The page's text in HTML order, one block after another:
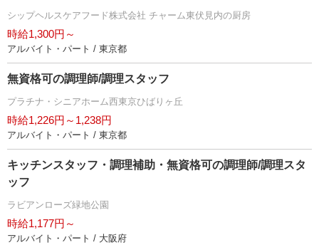
シップヘルスケアフード株式会社 チャーム東伏見内の厨房
時給1,300円～
アルバイト・パート / 東京都
無資格可の調理師/調理スタッフ
プラチナ・シニアホーム西東京ひばりヶ丘
時給1,226円～1,238円
アルバイト・パート / 東京都
キッチンスタッフ・調理補助・無資格可の調理師/調理スタ
ッフ
ラビアンローズ緑地公園
時給1,177円～
アルバイト・パート / 大阪府